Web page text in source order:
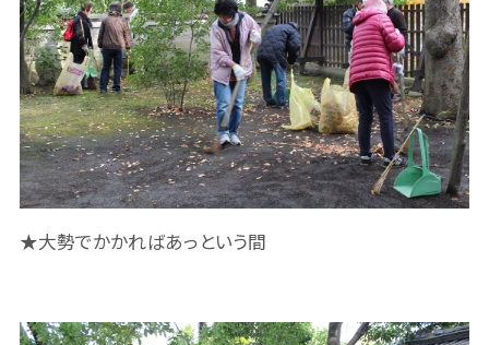
★大勢でかかればあっという間